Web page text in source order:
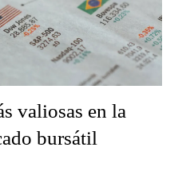
valiosas en la
bursátil